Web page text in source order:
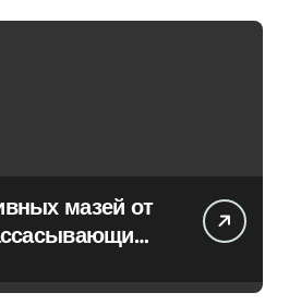
мазей от